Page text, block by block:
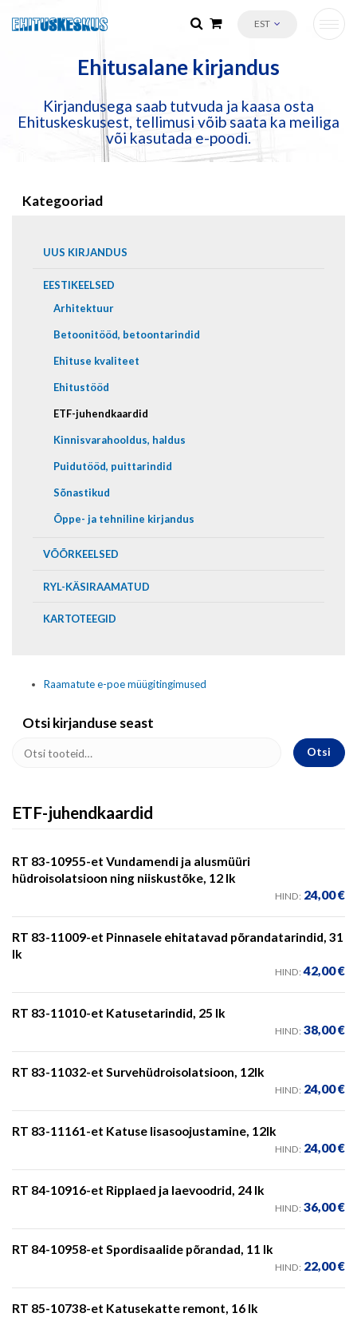
EST
Ehitusalane kirjandus
Kirjandusega saab tutvuda ja kaasa osta
Ehituskeskusest, tellimusi võib saata ka meiliga
või kasutada e-poodi.
Kategooriad
UUS KIRJANDUS
EESTIKEELSED
Arhitektuur
Betoonitööd, betoontarindid
Ehituse kvaliteet
Ehitustööd
ETF-juhendkaardid
Kinnisvarahooldus, haldus
Puidutööd, puittarindid
Sõnastikud
Õppe- ja tehniline kirjandus
VÕÕRKEELSED
RYL-KÄSIRAAMATUD
KARTOTEEGID
Raamatute e-poe müügitingimused
Otsi kirjanduse seast
Otsi
ETF-juhendkaardid
RT 83-10955-et Vundamendi ja alusmüüri
hüdroisolatsioon ning niiskustõke, 12 lk
HIND: 24,00€
RT 83-11009-et Pinnasele ehitatavad põrandatarindid, 31
lk
HIND: 42,00€
RT 83-11010-et Katusetarindid, 25 lk
HIND: 38,00€
RT 83-11032-et Survehüdroisolatsioon, 12lk
HIND: 24,00€
RT 83-11161-et Katuse lisasoojustamine, 12lk
HIND: 24,00€
RT 84-10916-et Ripplaed ja laevoodrid, 24 lk
HIND: 36,00€
RT 84-10958-et Spordisaalide põrandad, 11 lk
HIND: 22,00€
RT 85-10738-et Katusekatte remont, 16 lk